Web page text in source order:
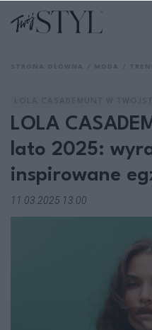
LOLA
lato 2025:
inspirowane
11.03.2025 13:00